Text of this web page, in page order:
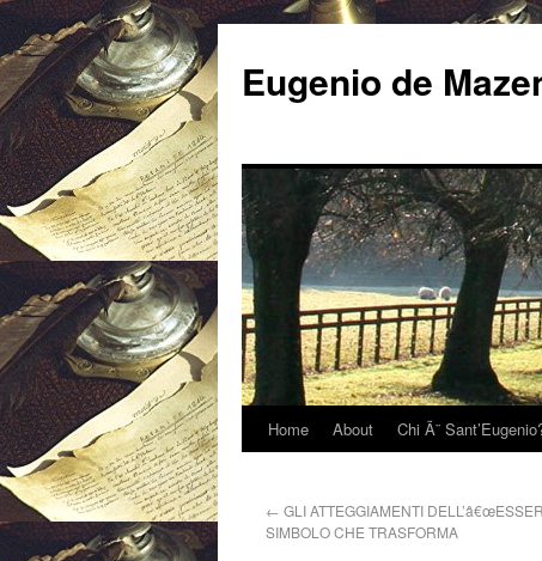
Eugenio de
Home About Chi Ã¨
← GLI ATTEGGIAMENTI
SIMBOLO CHE TRASFORMA